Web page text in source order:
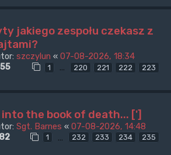
jakiego zespołu czekasz z
szczylun « 07-08-2026, 18:34
1 … 220 221 222 223
into the book of death... [']
Sgt. Barnes « 07-08-2026, 14:48
1 … 232 233 234 235